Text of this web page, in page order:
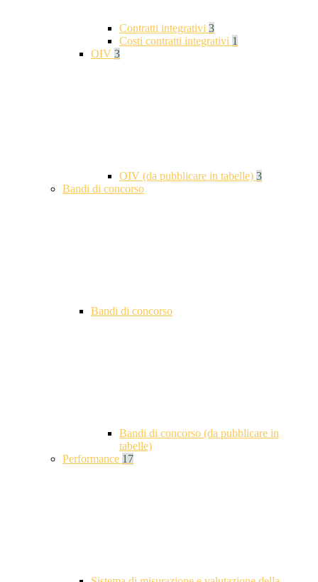
Contratti integrativi 3
Costi contratti integrativi 1
OIV 3
OIV (da pubblicare in tabelle) 3
Bandi di concorso
Bandi di concorso
Bandi di concorso (da pubblicare in
tabelle)
Performance 17